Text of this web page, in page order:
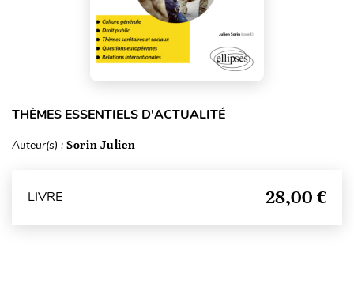
THÈMES ESSENTIELS D'ACTUALITÉ
Auteur(s) : Sorin Julien
LIVRE 28,00 €